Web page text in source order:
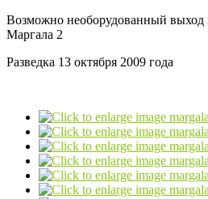
Возможно необорудованный
Маргала 2
Разведка 13 октября 2009 года